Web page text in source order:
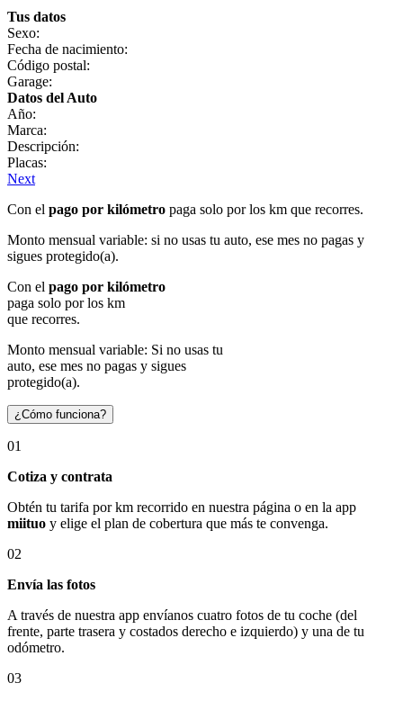
Tus datos
Sexo:
Fecha de nacimiento:
Código postal:
Garage:
Datos del Auto
Año:
Marca:
Descripción:
Placas:
Next
Con el pago por kilómetro paga solo por los km que recorres.
Monto mensual variable: si no usas tu auto, ese mes no pagas y
sigues protegido(a).
Con el pago por kilómetro
paga solo por los km
que recorres.
Monto mensual variable: Si no usas tu
auto, ese mes no pagas y sigues
protegido(a).
¿Cómo funciona?
01
Cotiza y contrata
Obtén tu tarifa por km recorrido en nuestra página o en la app
miituo y elige el plan de cobertura que más te convenga.
02
Envía las fotos
A través de nuestra app envíanos cuatro fotos de tu coche (del
frente, parte trasera y costados derecho e izquierdo) y una de tu
odómetro.
03